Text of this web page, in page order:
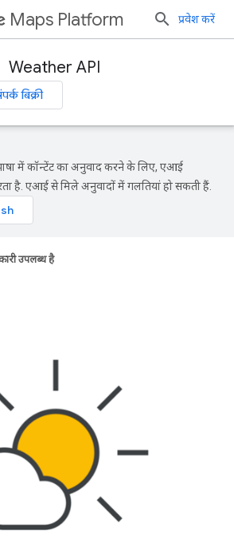
Maps Platform प्रवेश करें
Weather API
बिक्री
में कॉन्टेंट का अनुवाद करने के लिए, एआई
है. एआई से मिले अनुवादों में गलतियां हो सकती हैं.
उपलब्ध है